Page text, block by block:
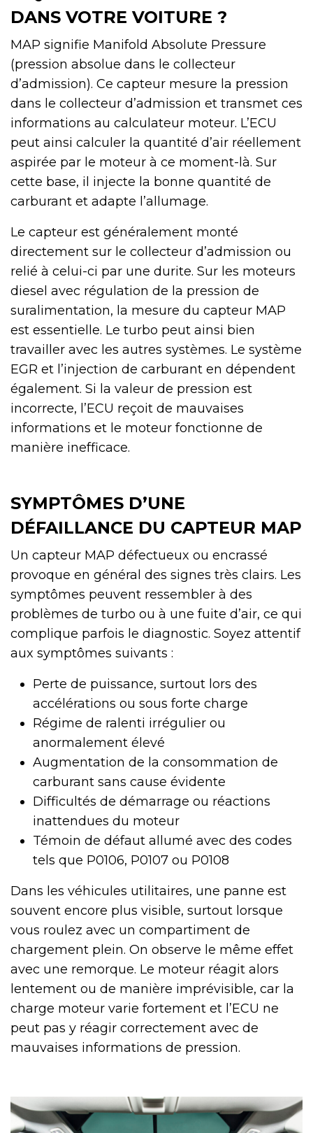
DANS VOTRE VOITURE ?
MAP signifie Manifold Absolute Pressure
(pression absolue dans le collecteur
d’admission). Ce capteur mesure la pression
dans le collecteur d’admission et transmet ces
informations au calculateur moteur. L’ECU
peut ainsi calculer la quantité d’air réellement
aspirée par le moteur à ce moment-là. Sur
cette base, il injecte la bonne quantité de
carburant et adapte l’allumage.
Le capteur est généralement monté
directement sur le collecteur d’admission ou
relié à celui-ci par une durite. Sur les moteurs
diesel avec régulation de la pression de
suralimentation, la mesure du capteur MAP
est essentielle. Le turbo peut ainsi bien
travailler avec les autres systèmes. Le système
EGR et l’injection de carburant en dépendent
également. Si la valeur de pression est
incorrecte, l’ECU reçoit de mauvaises
informations et le moteur fonctionne de
manière inefficace.
SYMPTÔMES D’UNE
DÉFAILLANCE DU CAPTEUR MAP
Un capteur MAP défectueux ou encrassé
provoque en général des signes très clairs. Les
symptômes peuvent ressembler à des
problèmes de turbo ou à une fuite d’air, ce qui
complique parfois le diagnostic. Soyez attentif
aux symptômes suivants :
Perte de puissance, surtout lors des
accélérations ou sous forte charge
Régime de ralenti irrégulier ou
anormalement élevé
Augmentation de la consommation de
carburant sans cause évidente
Difficultés de démarrage ou réactions
inattendues du moteur
Témoin de défaut allumé avec des codes
tels que P0106, P0107 ou P0108
Dans les véhicules utilitaires, une panne est
souvent encore plus visible, surtout lorsque
vous roulez avec un compartiment de
chargement plein. On observe le même effet
avec une remorque. Le moteur réagit alors
lentement ou de manière imprévisible, car la
charge moteur varie fortement et l’ECU ne
peut pas y réagir correctement avec de
mauvaises informations de pression.